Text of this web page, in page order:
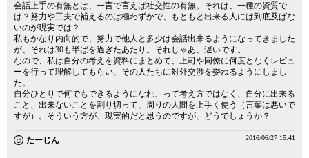
会話上手の有無とは、一言で言えば社交性の有無。それは、一種の資質で
は？努力や工夫で補えるのは極わずかで、もともと出来る人には到底及ばな
いのが現実では？
私もかなり内向的で、努力で他人と多少は会話出来るようになってきました
が、それは30も半ばを過ぎたあたり。それじゃあ、遅いです。
なので、私は自分の考えを資料にまとめて、上司や同僚に何度となくレビュ
ーを行って理解してもらい、その人たちに対外交渉を委ねるようにしまし
た。
自分ひとりで何でもできるようになれ、って考え方ではなく、自分に出来る
こと、出来ないことを割り切って、周りの人間を上手く使う（言葉は悪いで
すが）。そういう方が、現実的だと思うのですが、どうでしょうか？
たーじん 2016/06/27 15:41